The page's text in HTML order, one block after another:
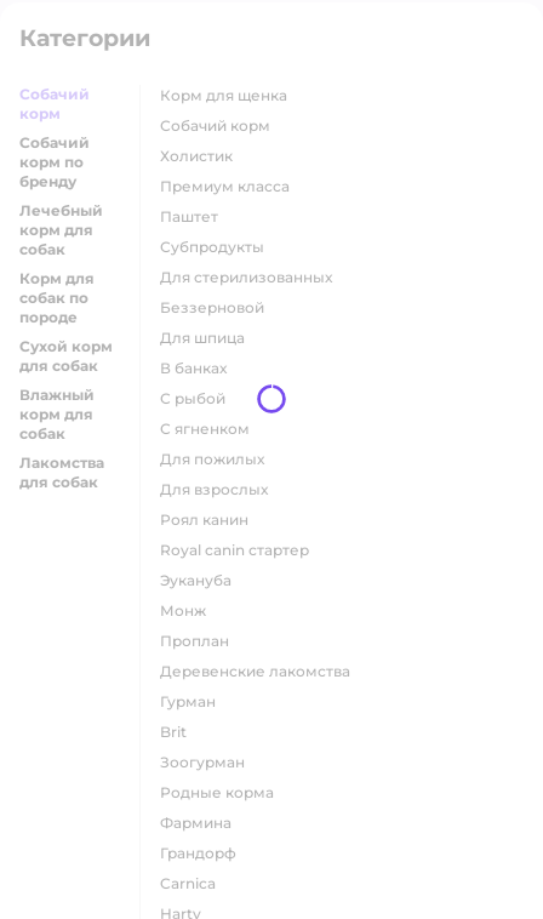
Категории
Собачий
корм
Собачий
корм по
бренду
Лечебный
корм для
собак
Корм для
собак по
породе
Сухой корм
для собак
Влажный
корм для
собак
Лакомства
для собак
корм для щенка
собачий корм
холистик
премиум класса
паштет
субпродукты
для стерилизованных
беззерновой
для шпица
в банках
с рыбой
с ягненком
для пожилых
для взрослых
роял канин
Royal canin стартер
эукануба
монж
проплан
деревенские лакомства
гурман
brit
зоогурман
родные корма
фармина
грандорф
carnica
harty